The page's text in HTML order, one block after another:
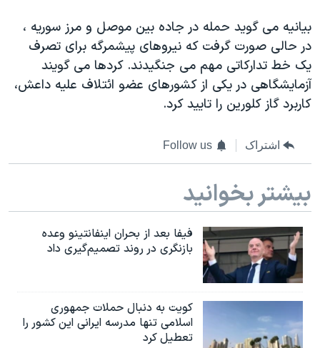
نرگس محمدی برنده جایزه نوبل صلح
همایش محافظه‌کاران آمریکا «سی‌پک»
صفحه‌های ویژه
سفر پرزیدنت ترامپ به چین
بیانیه می گوید حمله در جاده بین موصل و مرز سوریه ،
در حالی صورت گرفت که نیروهای پیشمرگه برای تصرف
یک خط تدارکاتی مهم می جنگیدند. کردها می گویند
آزمایشگاهی در یکی از کشورهای عضو ائتلاف علیه داعش،
کاربرد گاز کلورین را تایید کرد.
اشتراک Follow us
بیشتر بخوانید
فیفا بعد از بحران اینفانتینو وعده
بازنگری در روند تصمیم‌گیری داد
کویت به دنبال حملات جمهوری
اسلامی تنها مدرسه ایرانی این کشور را
تعطیل کرد